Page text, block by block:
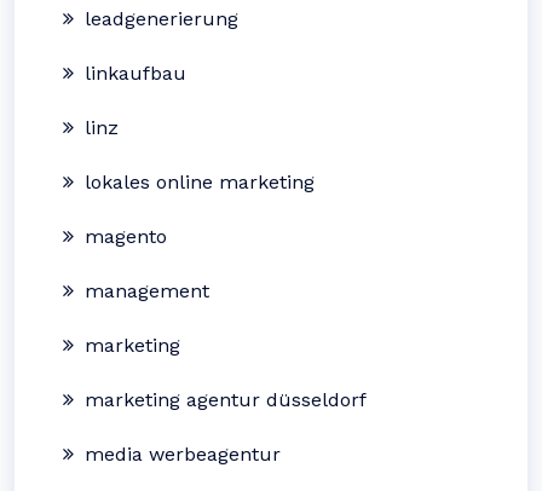
leadgenerierung
linkaufbau
linz
lokales online marketing
magento
management
marketing
marketing agentur düsseldorf
media werbeagentur